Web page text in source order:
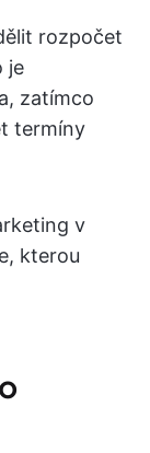
rozpočet
je
zatímco
termíny
v
kterou